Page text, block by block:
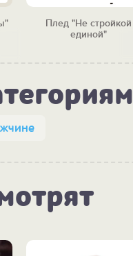
Плед "Не стройкой
единой"